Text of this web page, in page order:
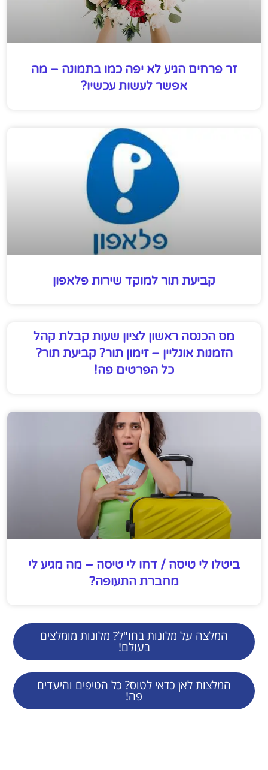
זר פרחים הגיע לא יפה כמו בתמונה – מה
אפשר לעשות עכשיו?
קביעת תור למוקד שירות פלאפון
מס הכנסה ראשון לציון שעות קבלת קהל
הזמנות אונליין – זימון תור? קביעת תור?
כל הפרטים פה!
ביטלו לי טיסה / דחו לי טיסה – מה מגיע לי
מחברת התעופה?
המלצה על מלונות בחו"ל? מלונות מומלצים
בעולם!
המלצות לאן כדאי לטוס? כל הטיפים והיעדים
פה!